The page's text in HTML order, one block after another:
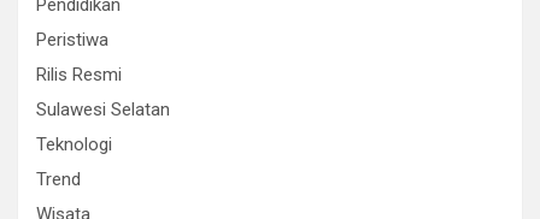
Pendidikan
Peristiwa
Rilis Resmi
Sulawesi Selatan
Teknologi
Trend
Wisata